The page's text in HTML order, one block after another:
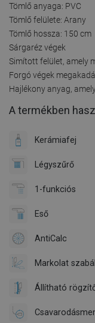
Tömlő anyaga: PVC
Tömlő felülete: Arany
Tömlő hossza: 150 cm
Sárgaréz végek
Simított felület, amely
Forgó végek
Hajlékony anyag,
A termékben
Kerámiafej
Légyszűrő
1-funkciós
Eső
AntiCalc
Markolat
Állítható